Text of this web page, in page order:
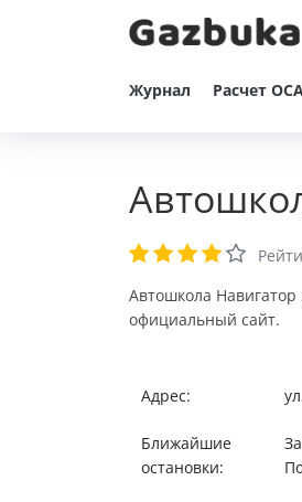
Журнал Расчет
Автошкола
официальный сайт.
Адрес:
Ближайшие
остановки: